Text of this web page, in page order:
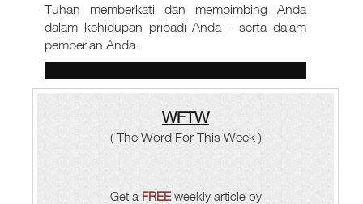
Tuhan memberkati dan membimbing Anda
dalam kehidupan pribadi Anda - serta dalam
pemberian Anda.
WFTW
( The Word For This Week )
Get a FREEweekly article by